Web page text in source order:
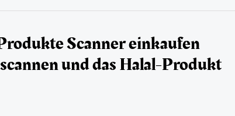
Scanner einkaufen
und das Halal-Produkt